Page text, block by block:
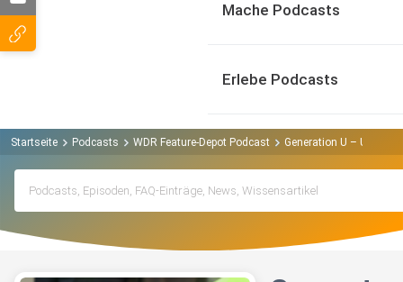
Mache Podcasts
Erlebe Podcasts
Startseite Podcasts WDR Feature-Depot Podcast Generation U –